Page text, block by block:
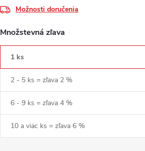
Možnosti doručenia
Množstevná zľava
1 ks
2 - 5 ks = zľava 2 %
6 - 9 ks = zľava 4 %
10 a viac ks = zľava 6 %